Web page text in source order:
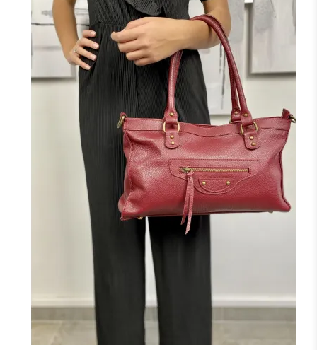
NOIRMARINEBORDEAUX
CAMEL
J'ajoute à mon panier !